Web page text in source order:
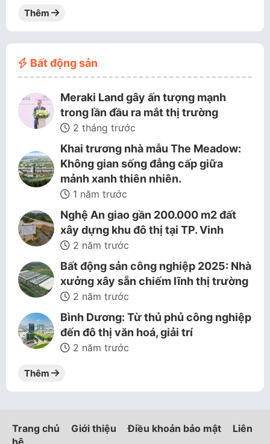
Thêm
Bất động sản
Meraki Land gây ấn tượng mạnh
trong lần đầu ra mắt thị trường
2 tháng trước
Khai trương nhà mẫu The Meadow:
Không gian sống đẳng cấp giữa
mảnh xanh thiên nhiên.
1 năm trước
Nghệ An giao gần 200.000 m2 đất
xây dựng khu đô thị tại TP. Vinh
2 năm trước
Bất động sản công nghiệp 2025: Nhà
xưởng xây sẵn chiếm lĩnh thị trường
2 năm trước
Bình Dương: Từ thủ phủ công nghiệp
đến đô thị văn hoá, giải trí
2 năm trước
Thêm
Trang chủ Giới thiệu Điều khoản bảo mật
Liên
hệ